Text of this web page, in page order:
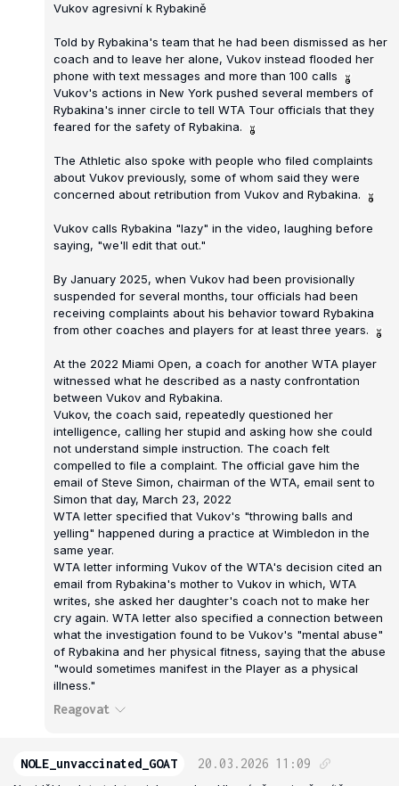
Vukov agresivní k Rybakině
Told by Rybakina's team that he had been dismissed as her
coach and to leave her alone, Vukov instead flooded her
phone with text messages and more than 100 calls
Vukov's actions in New York pushed several members of
Rybakina's inner circle to tell WTA Tour officials that they
feared for the safety of Rybakina.
The Athletic also spoke with people who filed complaints
about Vukov previously, some of whom said they were
concerned about retribution from Vukov and Rybakina.
Vukov calls Rybakina "lazy" in the video, laughing before
saying, "we'll edit that out."
By January 2025, when Vukov had been provisionally
suspended for several months, tour officials had been
receiving complaints about his behavior toward Rybakina
from other coaches and players for at least three years.
At the 2022 Miami Open, a coach for another WTA player
witnessed what he described as a nasty confrontation
between Vukov and Rybakina.
Vukov, the coach said, repeatedly questioned her
intelligence, calling her stupid and asking how she could
not understand simple instruction. The coach felt
compelled to file a complaint. The official gave him the
email of Steve Simon, chairman of the WTA, email sent to
Simon that day, March 23, 2022
WTA letter specified that Vukov's "throwing balls and
yelling" happened during a practice at Wimbledon in the
same year.
WTA letter informing Vukov of the WTA's decision cited an
email from Rybakina's mother to Vukov in which, WTA
writes, she asked her daughter's coach not to make her
cry again. WTA letter also specified a connection between
what the investigation found to be Vukov's "mental abuse"
of Rybakina and her physical fitness, saying that the abuse
"would sometimes manifest in the Player as a physical
illness."
Reagovat
NOLE_unvaccinated_GOAT 20.03.2026 11:09